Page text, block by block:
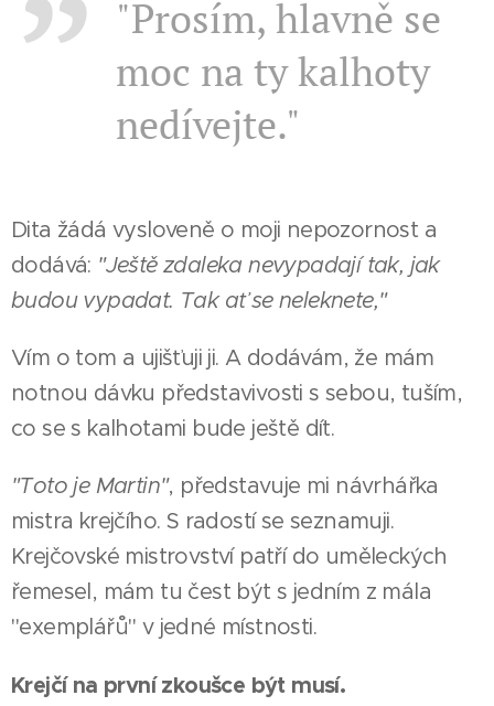
"Prosím, hlavně se
moc na ty kalhoty
nedívejte."
Dita žádá vysloveně o moji nepozornost a
dodává: "Ještě zdaleka nevypadají tak, jak
budou vypadat. Tak ať se neleknete,"
Vím o tom a ujišťuji ji. A dodávám, že mám
notnou dávku představivosti s sebou, tuším,
co se s kalhotami bude ještě dít.
"Toto je Martin", představuje mi návrhářka
mistra krejčího. S radostí se seznamuji.
Krejčovské mistrovství patří do uměleckých
řemesel, mám tu čest být s jedním z mála
"exemplářů" v jedné místnosti.
Krejčí na první zkoušce být musí.